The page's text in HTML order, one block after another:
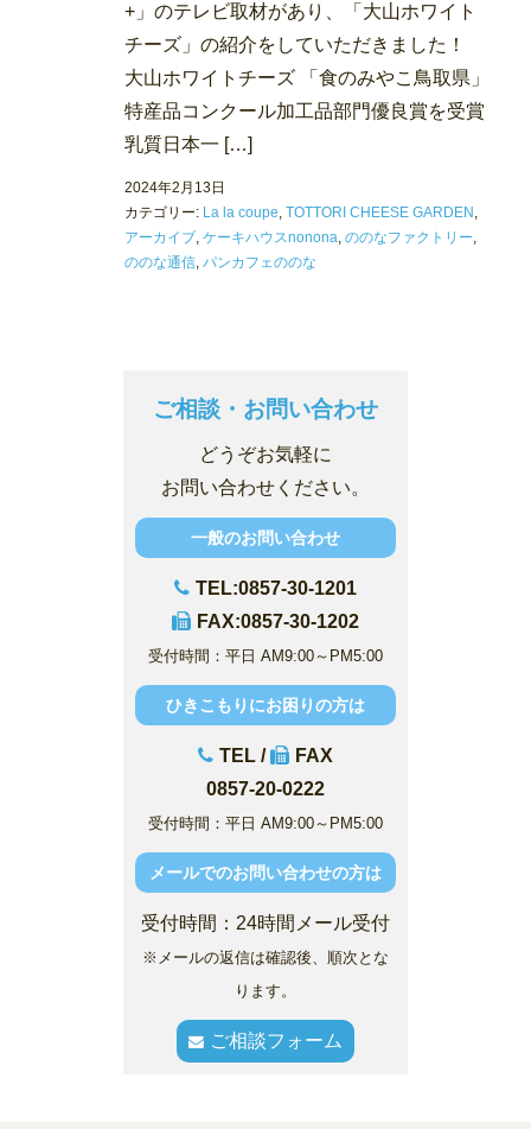
+」のテレビ取材があり、「大山ホワイト
チーズ」の紹介をしていただきました！
大山ホワイトチーズ 「食のみやこ鳥取県」
特産品コンクール加工品部門優良賞を受賞
乳質日本一 […]
2024年2月13日
カテゴリー: La la coupe TOTTORI CHEESE GARDEN
アーカイブ ケーキハウスnonona ののなファクトリー
ののな通信 パンカフェののな
ご相談・お問い合わせ
どうぞお気軽に
お問い合わせください。
一般のお問い合わせ
TEL:0857-30-1201
FAX:0857-30-1202
受付時間：平日 AM9:00～PM5:00
ひきこもりにお困りの方は
TEL /
FAX
0857-20-0222
受付時間：平日 AM9:00～PM5:00
メールでのお問い合わせの方は
受付時間：24時間メール受付
※メールの返信は確認後、順次とな
ります。
ご相談フォーム